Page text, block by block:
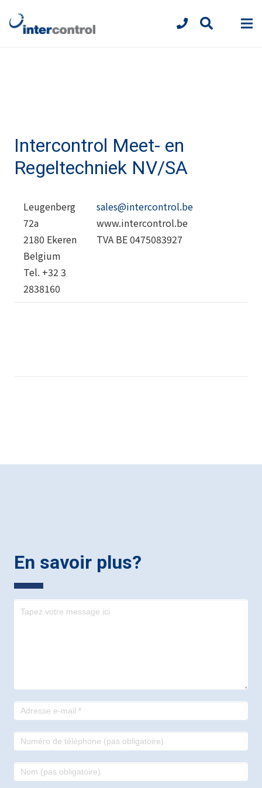
Intercontrol Meet- en
Regeltechniek NV/SA
Leugenberg
72a
2180 Ekeren
Belgium
Tel. +32 3
2838160
sales@intercontrol.be
www.intercontrol.be
TVA BE 0475083927
En savoir plus?
Contact